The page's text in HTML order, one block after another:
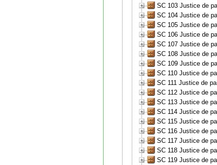
SC 103 Justice de
SC 104 Justice de
SC 105 Justice de
SC 106 Justice de
SC 107 Justice de
SC 108 Justice de
SC 109 Justice de
SC 110 Justice de
SC 111 Justice de
SC 112 Justice de
SC 113 Justice de
SC 114 Justice de
SC 115 Justice de
SC 116 Justice de
SC 117 Justice de
SC 118 Justice de
SC 119 Justice de